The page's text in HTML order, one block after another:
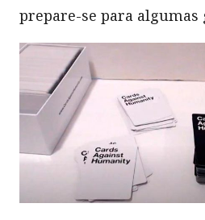
prepare-se para algumas